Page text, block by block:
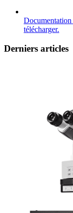
Documentation
télécharger.
Derniers articles